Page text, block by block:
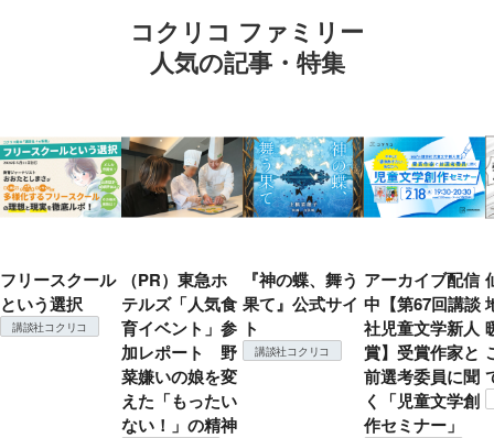
コクリコ ファミリー
人気の記事・特集
フリースクール
という選択
講談社コクリコ
（PR）東急ホ
テルズ「人気食
育イベント」参
加レポート 野
菜嫌いの娘を変
えた「もったい
ない！」の精神
『神の蝶、舞う
果て』公式サイ
ト
講談社コクリコ
アーカイブ配信
中【第67回講談
社児童文学新人
賞】受賞作家と
前選考委員に聞
く「児童文学創
作セミナー」